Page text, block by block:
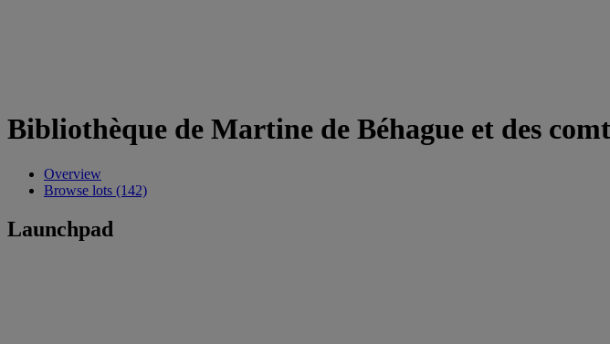
Bibliothèque de Martine de Béhague et des
Overview
Browse lots (142)
Launchpad